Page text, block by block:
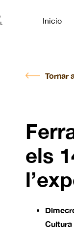
Inicio
Tornar
els
Cultura